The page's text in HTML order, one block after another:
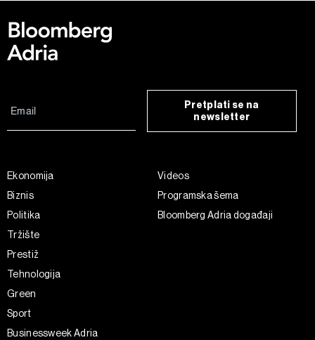
Pretplati se na
newsletter
Ekonomija
Biznis
Politika
Tržište
Prestiž
Tehnologija
Green
Sport
Businessweek Adria
Videos
Programska šema
Bloomberg Adria događaji